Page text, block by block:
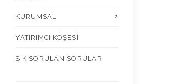
KURUMSAL
YATIRIMCI KÖŞESİ
SIK SORULAN SORULAR